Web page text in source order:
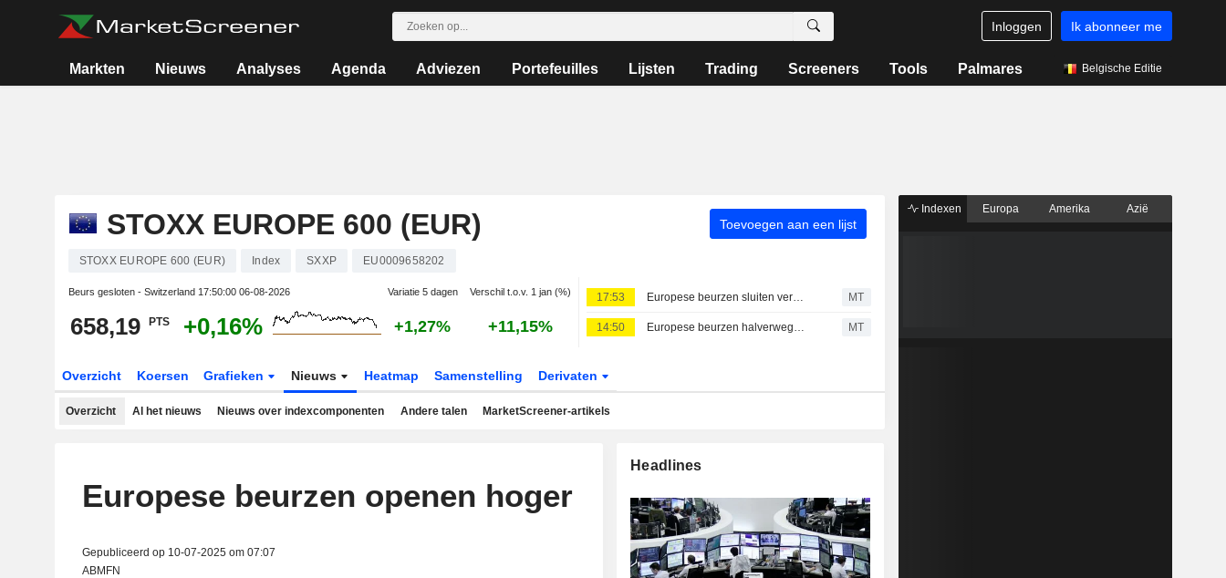
Inloggen Ik abonneer me
Markten Nieuws Analyses Agenda Adviezen Portefeuilles Lijsten Trading Screeners Tools Palmares Belgische Editie
STOXX EUROPE 600 (EUR) Toevoegen aan een lijst
STOXX EUROPE 600 (EUR) Index SXXP EU0009658202
Beurs gesloten - Switzerland 17:50:00 06-08-2026 Variatie 5 dagen Verschil t.o.v. 1 jan (%)
658,19 PTS +0,16% +1,27% +11,15%
17:53 Europese beurzen sluiten verdeeld, beleggers volgen onderhandelingen over Iran-deal MT
14:50 Europese beurzen halverwege de dag hoger door kwartaalcijfers en hoop op rust in de Perzische Golf MT
Overzicht Koersen Grafieken Nieuws Heatmap Samenstelling Derivaten
Overzicht Al het nieuws Nieuws over indexcomponenten Andere talen MarketScreener-artikels
Europese beurzen openen hoger
Gepubliceerd op 10-07-2025 om 07:07
ABMFN
Headlines
Indexen Europa Amerika Azië